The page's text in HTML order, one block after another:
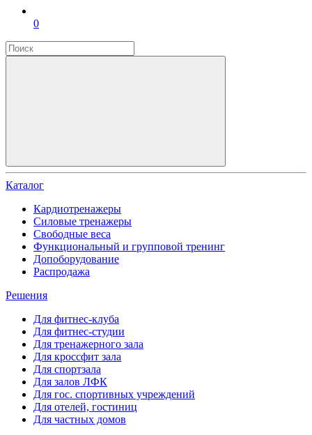
0
Каталог
Кардиотренажеры
Силовые тренажеры
Свободные веса
Функциональный и групповой тренинг
Допоборудование
Распродажа
Решения
Для фитнес-клуба
Для фитнес-студии
Для тренажерного зала
Для кроссфит зала
Для спортзала
Для залов ЛФК
Для гос. спортивных учреждений
Для отелей, гостиниц
Для частных домов